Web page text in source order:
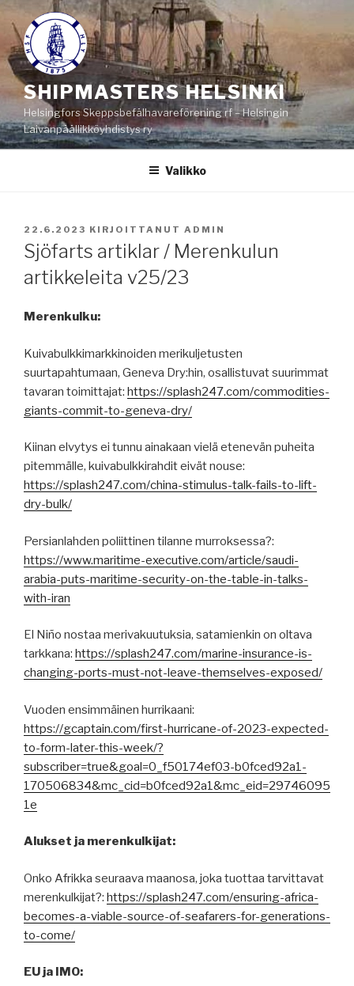
Siirry
sisältöön
SHIPMASTERS HELSINKI
Helsingfors Skeppsbefälhavareförening rf – Helsingin
Laivanpäällikköyhdistys ry
Valikko
JULKAISTU
22.6.2023 KIRJOITTANUT ADMIN
Sjöfarts artiklar / Merenkulun
artikkeleita v25/23
Merenkulku:
Kuivabulkkimarkkinoiden merikuljetusten
suurtapahtumaan, Geneva Dry:hin, osallistuvat suurimmat
tavaran toimittajat: https://splash247.com/commodities-
giants-commit-to-geneva-dry/
Kiinan elvytys ei tunnu ainakaan vielä etenevän puheita
pitemmälle, kuivabulkkirahdit eivät nouse:
https://splash247.com/china-stimulus-talk-fails-to-lift-
dry-bulk/
Persianlahden poliittinen tilanne murroksessa?:
https://www.maritime-executive.com/article/saudi-
arabia-puts-maritime-security-on-the-table-in-talks-
with-iran
El Niño nostaa merivakuutuksia, satamienkin on oltava
tarkkana: https://splash247.com/marine-insurance-is-
changing-ports-must-not-leave-themselves-exposed/
Vuoden ensimmäinen hurrikaani:
https://gcaptain.com/first-hurricane-of-2023-expected-
to-form-later-this-week/?
subscriber=true&goal=0_f50174ef03-b0fced92a1-
170506834&mc_cid=b0fced92a1&mc_eid=29746095
1e
Alukset ja merenkulkijat:
Onko Afrikka seuraava maanosa, joka tuottaa tarvittavat
merenkulkijat?: https://splash247.com/ensuring-africa-
becomes-a-viable-source-of-seafarers-for-generations-
to-come/
EU ja IMO: